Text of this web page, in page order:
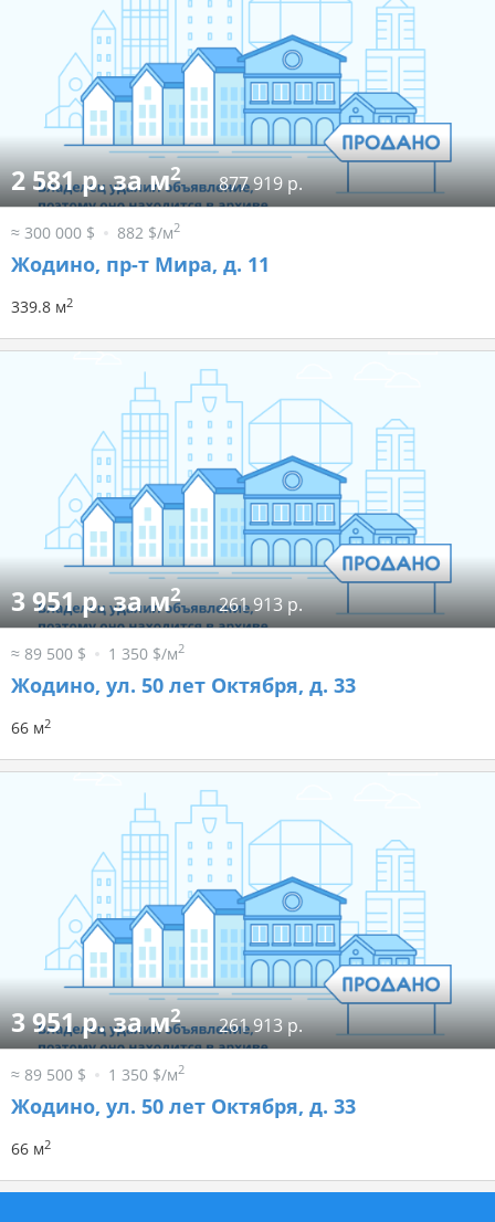
2 581 р. за м2 877 919 р.
≈ 300 000 $ 882 $/м2
Жодино, пр-т Мира, д. 11
339.8 м2
3 951 р. за м2 261 913 р.
≈ 89 500 $ 1 350 $/м2
Жодино, ул. 50 лет Октября, д. 33
66 м2
3 951 р. за м2 261 913 р.
≈ 89 500 $ 1 350 $/м2
Жодино, ул. 50 лет Октября, д. 33
66 м2